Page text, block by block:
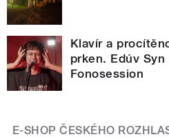
Klavír a
prken. Edúv
Fonosession
E-SHOP ČESKÉHO